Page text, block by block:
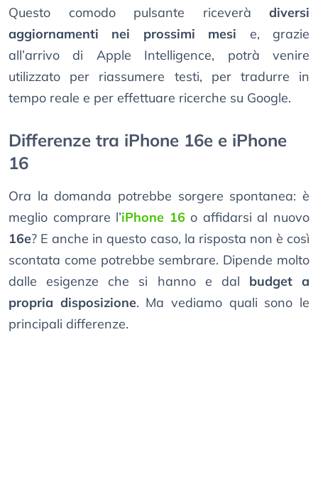
Questo comodo pulsante riceverà diversi
aggiornamenti nei prossimi mesi e, grazie
all’arrivo di Apple Intelligence, potrà venire
utilizzato per riassumere testi, per tradurre in
tempo reale e per effettuare ricerche su Google.
Differenze tra iPhone 16e e iPhone
16
Ora la domanda potrebbe sorgere spontanea: è
meglio comprare l’iPhone 16 o affidarsi al nuovo
16e? E anche in questo caso, la risposta non è così
scontata come potrebbe sembrare. Dipende molto
dalle esigenze che si hanno e dal budget a
propria disposizione. Ma vediamo quali sono le
principali differenze.